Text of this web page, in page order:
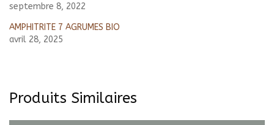
septembre 8, 2022
AMPHITRITE 7 AGRUMES BIO
avril 28, 2025
Produits Similaires